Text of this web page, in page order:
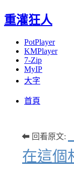
重灌狂人
PotPlayer
KMPlayer
7-Zip
MyIP
大字
首頁
⬅ 回看原文:
在這個